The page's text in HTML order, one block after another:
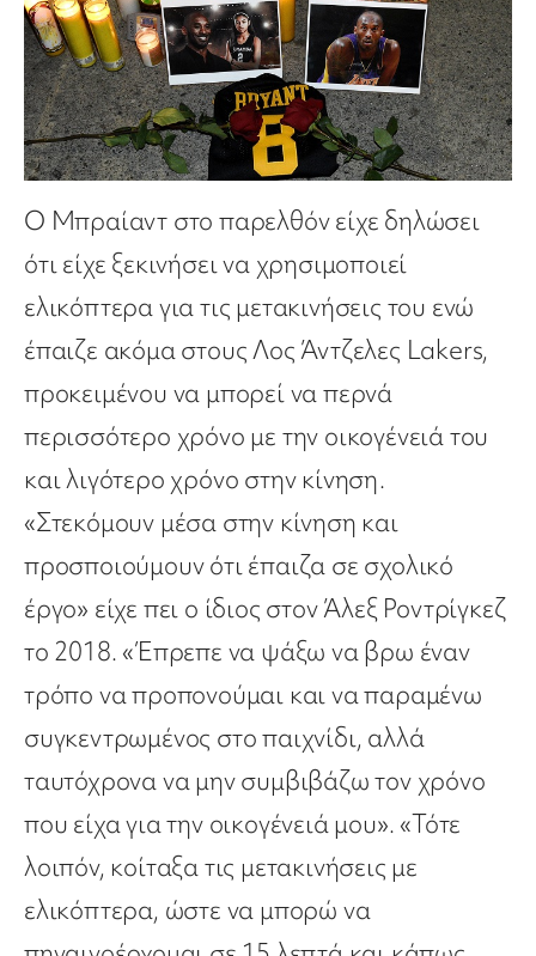
Ο Μπραίαντ στο παρελθόν είχε δηλώσει
ότι είχε ξεκινήσει να χρησιμοποιεί
ελικόπτερα για τις μετακινήσεις του ενώ
έπαιζε ακόμα στους Λος Άντζελες Lakers,
προκειμένου να μπορεί να περνά
περισσότερο χρόνο με την οικογένειά του
και λιγότερο χρόνο στην κίνηση.
«Στεκόμουν μέσα στην κίνηση και
προσποιούμουν ότι έπαιζα σε σχολικό
έργο» είχε πει ο ίδιος στον Άλεξ Ροντρίγκεζ
το 2018. «Έπρεπε να ψάξω να βρω έναν
τρόπο να προπονούμαι και να παραμένω
συγκεντρωμένος στο παιχνίδι, αλλά
ταυτόχρονα να μην συμβιβάζω τον χρόνο
που είχα για την οικογένειά μου». «Τότε
λοιπόν, κοίταξα τις μετακινήσεις με
ελικόπτερα, ώστε να μπορώ να